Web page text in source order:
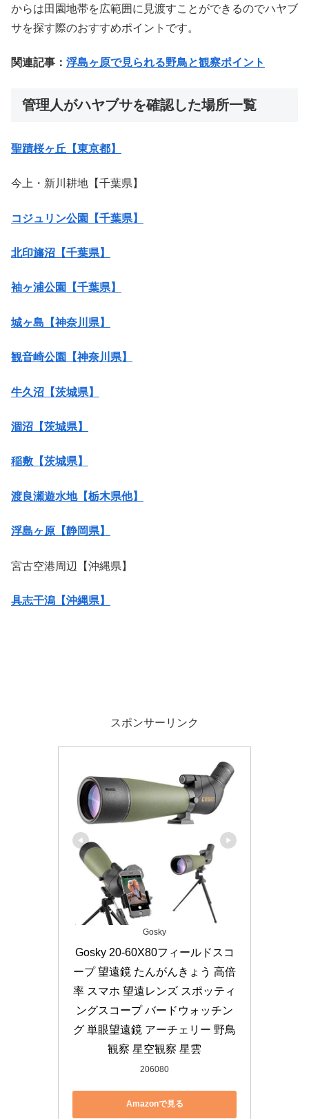
からは田園地帯を広範囲に見渡すことができるのでハヤブ
サを探す際のおすすめポイントです。
関連記事： 浮島ヶ原で見られる野鳥と観察ポイント
管理人がハヤブサを確認した場所一覧
聖蹟桜ヶ丘【東京都】
今上・新川耕地【千葉県】
コジュリン公園【千葉県】
北印旛沼【千葉県】
袖ヶ浦公園【千葉県】
城ヶ島【神奈川県】
観音崎公園【神奈川県】
牛久沼【茨城県】
涸沼【茨城県】
稲敷【茨城県】
渡良瀬遊水地【栃木県他】
浮島ヶ原【静岡県】
宮古空港周辺【沖縄県】
具志干潟【沖縄県】
スポンサーリンク
Gosky
Gosky 20-60X80フィールドスコ
ープ 望遠鏡 たんがんきょう 高倍
率 スマホ 望遠レンズ スポッティ
ングスコープ バードウォッチン
グ 単眼望遠鏡 アーチェリー 野鳥
観察 星空観察 星雲
206080
Amazonで見る